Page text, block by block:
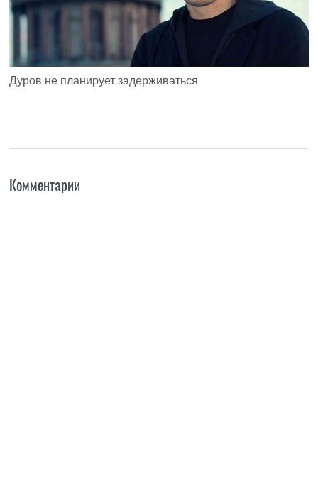
Дуров не планирует задерживаться
Комментарии